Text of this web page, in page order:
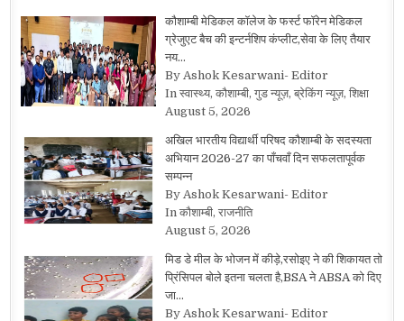
कौशाम्बी मेडिकल कॉलेज के फर्स्ट फॉरेन मेडिकल
ग्रेजुएट बैच की इन्टर्नशिप कंप्लीट,सेवा के लिए तैयार
नय…
By Ashok Kesarwani- Editor
In स्वास्थ्य, कौशाम्बी, गुड न्यूज़, ब्रेकिंग न्यूज़, शिक्षा
August 5, 2026
अखिल भारतीय विद्यार्थी परिषद कौशाम्बी के सदस्यता
अभियान 2026-27 का पाँचवाँ दिन सफलतापूर्वक
सम्पन्न
By Ashok Kesarwani- Editor
In कौशाम्बी, राजनीति
August 5, 2026
मिड डे मील के भोजन में कीड़े,रसोइए ने की शिकायत तो
प्रिंसिपल बोले इतना चलता है,BSA ने ABSA को दिए
जा…
By Ashok Kesarwani- Editor